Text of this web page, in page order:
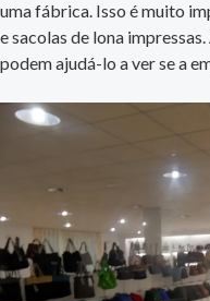
uma fábrica. Isso é muito
e sacolas de lona
podem ajudá-lo a ver se a